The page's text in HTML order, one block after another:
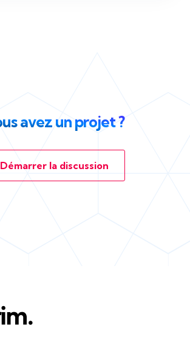
avez un projet ?
Démarrer la discussion